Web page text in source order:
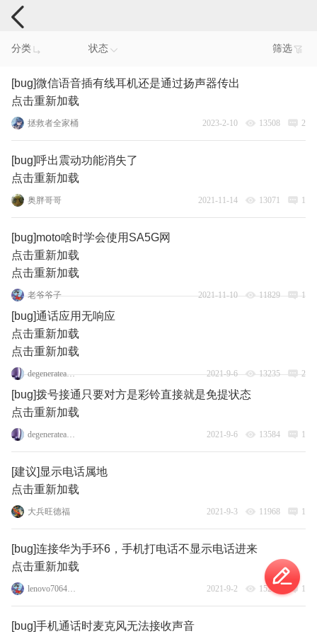
手机反馈
分类 状态 筛选
[bug]微信语音插有线耳机还是通过扬声器传出
点击重新加载
拯救者全家桶 2023-2-10 13508 2
[bug]呼出震动功能消失了
点击重新加载
奥胖哥哥 2021-11-14 13071 1
[bug]moto啥时学会使用SA5G网
点击重新加载
点击重新加载
老爷爷子 2021-11-10 11829 1
[bug]通话应用无响应
点击重新加载
点击重新加载
degenerateangel163 2021-9-6 13235 2
[bug]拨号接通只要对方是彩铃直接就是免提状态
点击重新加载
degenerateangel163 2021-9-6 13584 1
[建议]显示电话属地
点击重新加载
大兵旺德福 2021-9-3 11968 1
[bug]连接华为手环6，手机打电话不显示电话进来
点击重新加载
lenovo70644993 2021-9-2 15216 1
[bug]手机通话时麦克风无法接收声音